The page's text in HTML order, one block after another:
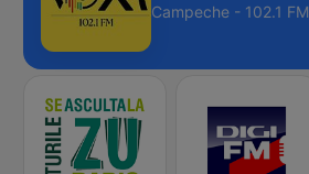
Campeche - 102.1 FM